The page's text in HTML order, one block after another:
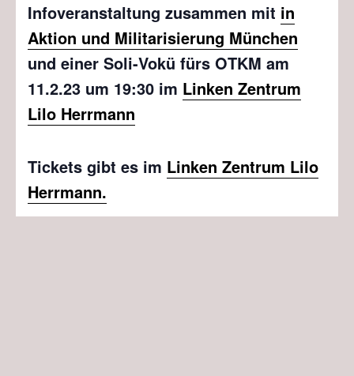
Infoveranstaltung zusammen mit in
Aktion und Militarisierung München
und einer Soli-Vokü fürs OTKM am
11.2.23 um 19:30 im Linken Zentrum
Lilo Herrmann
Tickets gibt es im Linken Zentrum Lilo
Herrmann.